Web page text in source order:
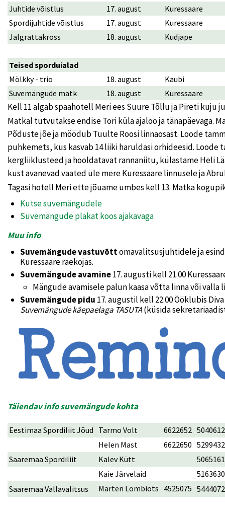
Juhtide võistlus
17. august
Kuressaare
Spordijuhtide võistlus
17. august
Kuressaare
Jalgrattakross
18. august Kudjape
Teised sporduialad
Mölkky - trio
18. august
Kaubi
Suvemängude matk
18. august Kuressaare
Kell 11 algab spaahotell Meri ees Suure Tõllu ja Pireti kuju
Matkal tutvutakse endise Tori küla ajaloo ja tänapäevaga.
Põduste jõe ja möödub Tuulte Roosi linnaosast. Loode
puhkemets, kus kasvab 14 liiki haruldasi orhideesid. Loode
kergliiklusteed ja hooldatavat rannaniitu, külastame Heli
kust avanevad vaated üle mere Kuressaare linnusele ja
Tagasi hotell Meri ette jõuame umbes kell 13. Matka
Kutse suvemängudele
Suvemängude plakat koos ajakavaga
Muu info
Suvemängude vastuvõttomavalitsusjuhtidele ja
Kuressaare raekojas.
Suvemängude avamine17. augusti kell 21.00
Mängude avamisele palun kaasa võtta linna või valla
Suvemängude pidu 17. augustil kell 22.00 Ööklubis
Suvemängude käepaelaga TASUTA(küsida
Täiendav info suvemängude kohta
Eestimaa Spordiliit Jõud Tarmo Volt 6622652 5040612
Helen Mast
6622650 5299432
Saaremaa Spordiliit
Kalev Kütt
5065161
Kaie Järvelaid
5163630
Saaremaa Vallavalitsus
Marten Lombiots 4525075